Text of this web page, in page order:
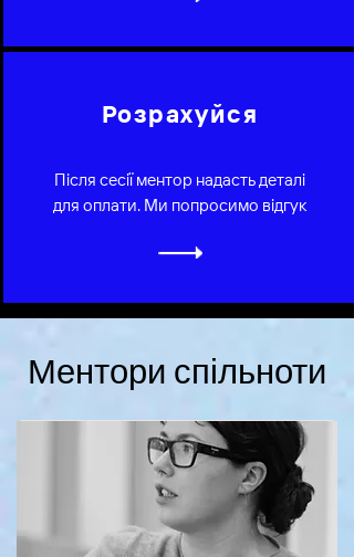
Розрахуйся
Після сесії ментор надасть деталі
для оплати. Ми попросимо відгук
Ментори спільноти